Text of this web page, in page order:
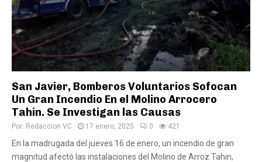
San Javier, Bomberos Voluntarios Sofocan
Un Gran Incendio En el Molino Arrocero
Tahin. Se Investigan las Causas
Por: Redaccion VC 17 enero, 2025 0 421
En la madrugada del jueves 16 de enero, un incendio de gran
magnitud afectó las instalaciones del Molino de Arroz Tahin,